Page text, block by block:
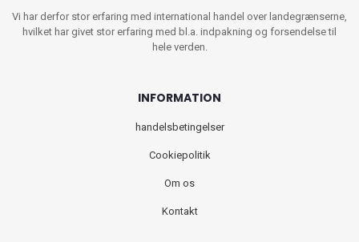
Vi har derfor stor erfaring med international handel over landegrænserne,
hvilket har givet stor erfaring med bl.a. indpakning og forsendelse til
hele verden.
INFORMATION
handelsbetingelser
Cookiepolitik
Om os
Kontakt